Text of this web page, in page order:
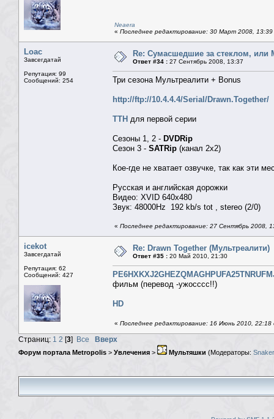
Neaera
« Последнее редактирование: 30 Март 2008,
Loac
Завсегдатай
Репутация: 99
Сообщений: 254
Re: Сумасшедшие за стеклом, или
Ответ #34 : 27 Сентябрь 2008, 13:37
Три сезона Мультреалити + Bonus
http://ftp://10.4.4.4/Serial/Drawn.Together/
TTH для первой серии
Сезоны 1, 2 - DVDRip
Сезон 3 - SATRip (канал 2х2)
Кое-где не хватает озвучке, так как эти
Русская и английская дорожки
Видео: XVID 640x480
Звук: 48000Hz 192 kb/s tot , stereo (2/0)
« Последнее редактирование: 27 Сентябрь 2008,
icekot
Завсегдатай
Репутация: 62
Сообщений: 427
Re: Drawn Together (Мультреалити)
Ответ #35 : 20 Май 2010, 21:30
фильм (перевод -ужосссс!!)
HD
« Последнее редактирование: 16 Июнь 2010, 22:18
Страниц: 1 2 [3] Все Вверх
Форум портала Metropolis > Увлечения > Мультяшки (Модераторы: Snaker